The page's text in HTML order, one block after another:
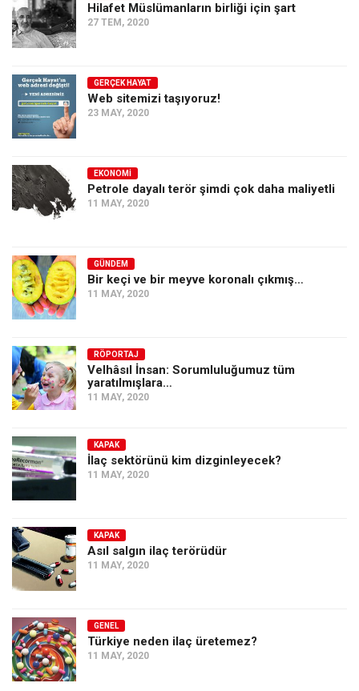
Hilafet Müslümanların birliği için şart
27 TEM, 2020
GERÇEK HAYAT
Web sitemizi taşıyoruz!
23 MAY, 2020
EKONOMI
Petrole dayalı terör şimdi çok daha maliyetli
11 MAY, 2020
GÜNDEM
Bir keçi ve bir meyve koronalı çıkmış…
11 MAY, 2020
RÖPORTAJ
Velhâsıl İnsan: Sorumluluğumuz tüm
yaratılmışlara…
11 MAY, 2020
KAPAK
İlaç sektörünü kim dizginleyecek?
11 MAY, 2020
KAPAK
Asıl salgın ilaç terörüdür
11 MAY, 2020
GENEL
Türkiye neden ilaç üretemez?
11 MAY, 2020